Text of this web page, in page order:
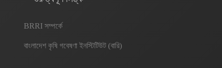
টাকা ও ৩-৫ বার যাতায়াত সাশ্রয় হবে। অ্যাপস ও ড্যাশবোর্ডটি যথাযথভাবে ব্যবহারের ফলে
সকল প্রকার সেবাগ্রহীতার জন্য ডায়নামিক ড্যাশবোর্ডটি ‘স্বয়ংক্রিয় নলেজ টুল’ হিসেবে কাজ
করবে। এছাড়া ধানের জন্য তৈরিকৃত ড্যাশবোর্ড একটি প্রটোটাইপ হিসেবে কাজ করবে। ফলে
অন্যান্য শস্যের জন্য এই প্রটোটাইপটি বিজনেস মডেল হিসেবে কাজ করবে, যা ‘পেস্ট ই-
BRRI সম্পর্কে
বাংলাদেশ কৃষি গবেষণা ইনস্টিটিউট (বারি)